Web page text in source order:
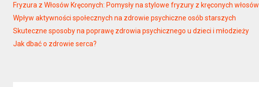
Fryzura z Włosów Kręconych: Pomysły na stylowe fryzury z kręconych włosów
Wpływ aktywności społecznych na zdrowie psychiczne osób starszych
Skuteczne sposoby na poprawę zdrowia psychicznego u dzieci i młodzieży
Jak dbać o zdrowie serca?